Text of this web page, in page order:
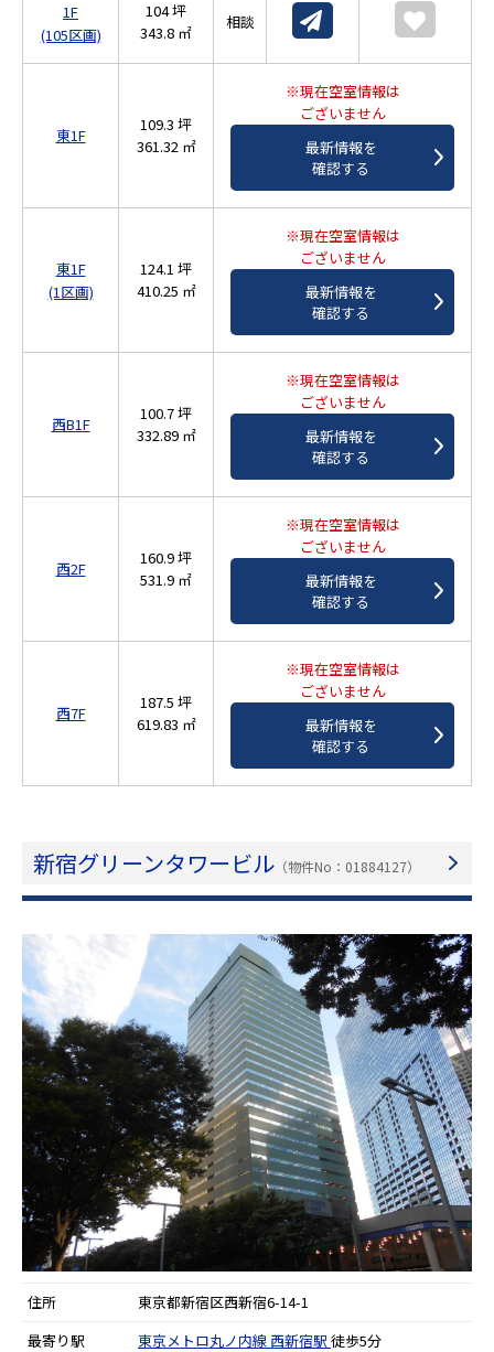
1F
(105区画)
104 坪
343.8 ㎡
相談
東1F
109.3 坪
361.32 ㎡
※現在空室情報は
ございません
最新情報を
確認する
東1F
(1区画)
124.1 坪
410.25 ㎡
※現在空室情報は
ございません
最新情報を
確認する
西B1F
100.7 坪
332.89 ㎡
※現在空室情報は
ございません
最新情報を
確認する
西2F
160.9 坪
531.9 ㎡
※現在空室情報は
ございません
最新情報を
確認する
西7F
187.5 坪
619.83 ㎡
※現在空室情報は
ございません
最新情報を
確認する
新宿グリーンタワービル （物件No：01884127）
住所
東京都新宿区西新宿6-14-1
最寄り駅
東京メトロ丸ノ内線 西新宿駅 徒歩5分